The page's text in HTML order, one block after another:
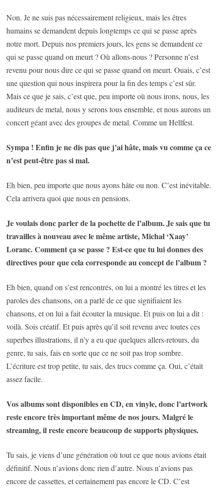
Non. Je ne suis pas nécessairement religieux, mais les êtres
humains se demandent depuis longtemps ce qui se passe après
notre mort. Depuis nos premiers jours, les gens se demandent ce
qui se passe quand on meurt ? Où allons-nous ? Personne n’est
revenu pour nous dire ce qui se passe quand on meurt. Ouais, c’est
une question qui nous inspirera pour la fin des temps c’est sûr.
Mais ce que je sais, c’est que, peu importe où nous irons, nous, les
auditeurs de metal, nous y serons tous ensemble, et nous aurons un
concert géant avec des groupes de metal. Comme un Hellfest.
Sympa ! Enfin je ne dis pas que j’ai hâte, mais vu comme ça ce
n’est peut-être pas si mal.
Eh bien, peu importe que nous ayons hâte ou non. C’est inévitable.
Cela arrivera quoi que nous en pensions.
Je voulais donc parler de la pochette de l’album. Je sais que tu
travailles à nouveau avec le même artiste, Michał ‘Xaay’
Loranc. Comment ça se passe ? Est-ce que tu lui donnes des
directives pour que cela corresponde au concept de l’album ?
Eh bien, quand on s’est rencontrés, on lui a montré les titres et les
paroles des chansons, on a parlé de ce que signifiaient les
chansons, et on lui a fait écouter la musique. Et puis on lui a dit :
voilà. Sois créatif. Et puis après qu’il soit revenu avec toutes ces
superbes illustrations, il n’y a eu que quelques allers-retours, du
genre, tu sais, fais en sorte que ce ne soit pas trop sombre.
L’écriture est trop petite, tu sais, des trucs comme ça. Oui, c’était
assez facile.
Vos albums sont disponibles en CD, en vinyle, donc l’artwork
reste encore très important même de nos jours. Malgré le
streaming, il reste encore beaucoup de supports physiques.
Tu sais, je viens d’une génération où tout ce que nous avions était
définitif. Nous n’avions donc rien d’autre. Nous n’avions pas
encore de cassettes, et certainement pas encore le CD. C’est